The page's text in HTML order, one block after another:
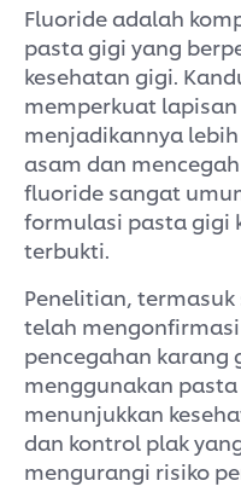
Fluoride adalah
pasta gigi yang
kesehatan gigi.
memperkuat
menjadikannya
asam dan
fluoride sangat
formulasi pasta gigi
terbukti.
Penelitian,
telah
pencegahan karang
menggunakan
menunjukkan
dan kontrol plak
mengurangi risiko